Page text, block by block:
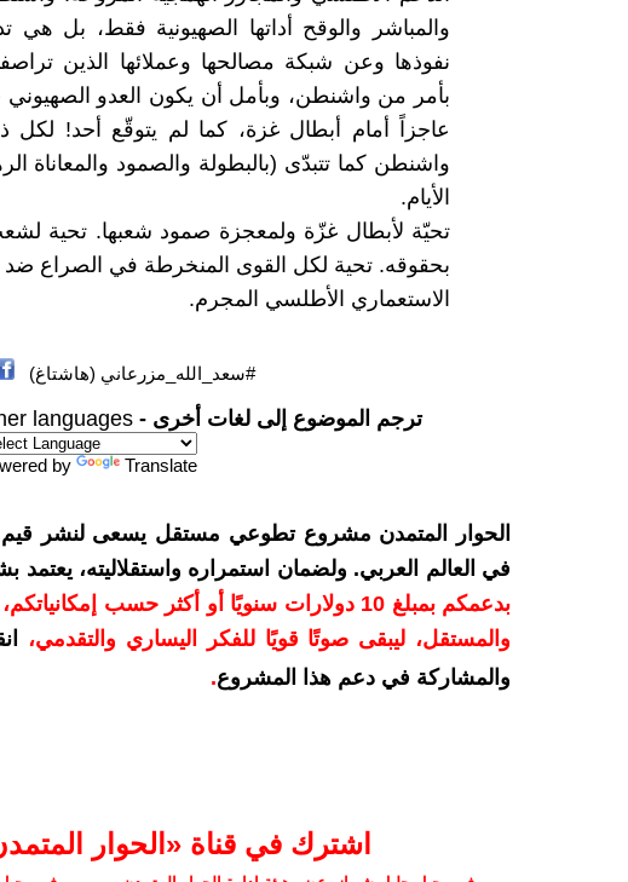
والمباشر والوقح أداتها الصهيونية فقط، بل هي
نفوذها وعن شبكة مصالحها وعملائها الذين
بأمر من واشنطن، وبأمل أن يكون العدو الصهيوني
عاجزاً أمام أبطال غزة، كما لم يتوقّع أحد! لكل
واشنطن كما تتبدّى (بالبطولة والصمود
الأيام.
تحيّة لأبطال غزّة ولمعجزة صمود شعبها. تحية
بحقوقه. تحية لكل القوى المنخرطة في الصراع
الاستعماري الأطلسي المجرم.
#سعد_الله_مزرعاني (هاشتاغ)
ترجم الموضوع إلى لغات أخرى - languages
by Translate
الحوار المتمدن مشروع تطوعي مستقل يسعى لنشر قيم
في العالم العربي. ولضمان استمراره واستقلاليته،
بدعمكم بمبلغ 10 دولارات سنويًا أو أكثر حسب
والمستقل، ليبقى صوتًا قويًا للفكر اليساري والتقدمي،
والمشاركة في دعم هذا المشروع.
اشترك في قناة ‫«الحوار